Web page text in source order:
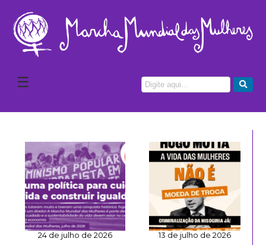
☰
24 de julho de 2026 13 de julho de 2026